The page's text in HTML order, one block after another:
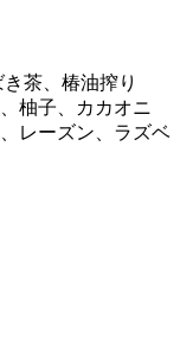
茶、椿油搾り
柚子、カカオニ
レーズン、ラズベ